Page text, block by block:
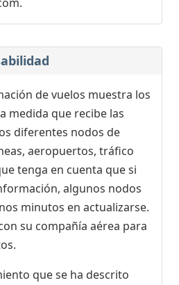
de vuelos muestra los
medida que recibe las
diferentes nodos de
aeropuertos, tráfico
tenga en cuenta que si
algunos nodos
minutos en actualizarse.
su compañía aérea para
que se ha descrito